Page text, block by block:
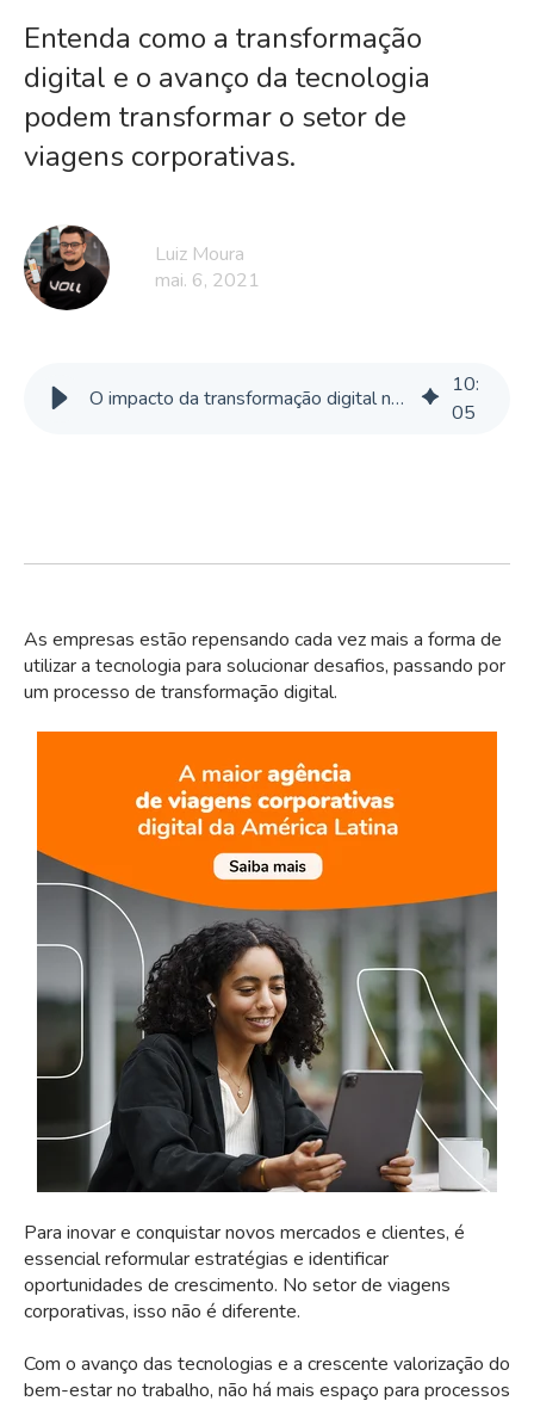
Entenda como a transformação
digital e o avanço da tecnologia
podem transformar o setor de
viagens corporativas.
Luiz Moura
mai. 6, 2021
O impacto da transformação digital no mercado de viagens corporativas
10:
05
As empresas estão repensando cada vez mais a forma de
utilizar a tecnologia para solucionar desafios, passando por
um processo de transformação digital.
Para inovar e conquistar novos mercados e clientes, é
essencial reformular estratégias e identificar
oportunidades de crescimento. No setor de viagens
corporativas, isso não é diferente.
Com o avanço das tecnologias e a crescente valorização do
bem-estar no trabalho, não há mais espaço para processos